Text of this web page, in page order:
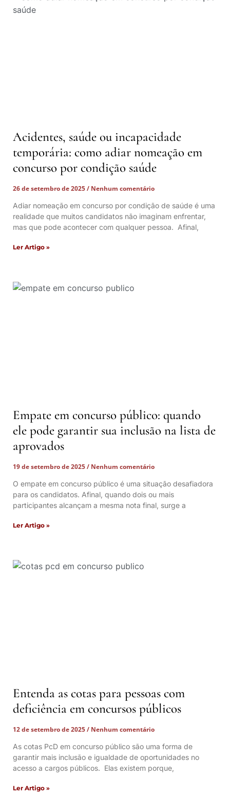
Acidentes, saúde ou incapacidade
temporária: como adiar nomeação em
concurso por condição saúde
26 de setembro de 2025
Nenhum comentário
Adiar nomeação em concurso por condição de saúde é uma
realidade que muitos candidatos não imaginam enfrentar,
mas que pode acontecer com qualquer pessoa. Afinal,
Ler Artigo »
Empate em concurso público: quando
ele pode garantir sua inclusão na lista de
aprovados
19 de setembro de 2025
Nenhum comentário
O empate em concurso público é uma situação desafiadora
para os candidatos. Afinal, quando dois ou mais
participantes alcançam a mesma nota final, surge a
Ler Artigo »
Entenda as cotas para pessoas com
deficiência em concursos públicos
12 de setembro de 2025
Nenhum comentário
As cotas PcD em concurso público são uma forma de
garantir mais inclusão e igualdade de oportunidades no
acesso a cargos públicos. Elas existem porque,
Ler Artigo »